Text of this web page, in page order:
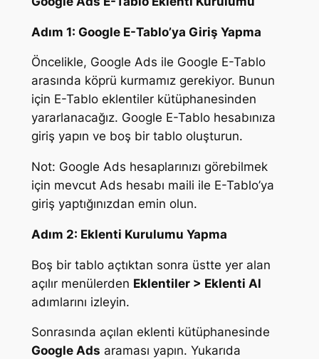
Adım 1: Google E-Tablo’ya Giriş Yapma
Öncelikle, Google Ads ile Google E-Tablo
arasında köprü kurmamız gerekiyor. Bunun
için E-Tablo eklentiler kütüphanesinden
yararlanacağız. Google E-Tablo hesabınıza
giriş yapın ve boş bir tablo oluşturun.
Not: Google Ads hesaplarınızı görebilmek
için mevcut Ads hesabı maili ile E-Tablo’ya
giriş yaptığınızdan emin olun.
Adım 2: Eklenti Kurulumu Yapma
Boş bir tablo açtıktan sonra üstte yer alan
açılır menülerden Eklentiler > Eklenti Al
adımlarını izleyin.
Sonrasında açılan eklenti kütüphanesinde
Google Ads araması yapın. Yukarıda